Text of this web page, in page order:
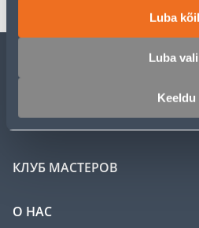
Luba
Luba
Keeldu
ОБСЛУЖИВАНИЕ ЧАСТНЫХ
УСЛУГИ
КЛУБ МАСТЕРОВ
О НАС